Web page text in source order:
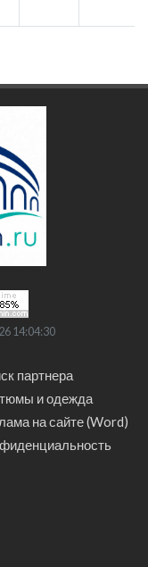
14:04:30
партнера
и одежда
на сайте (Word)